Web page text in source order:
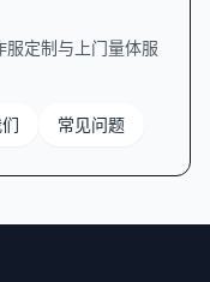
服定制与上门量体服
常见问题